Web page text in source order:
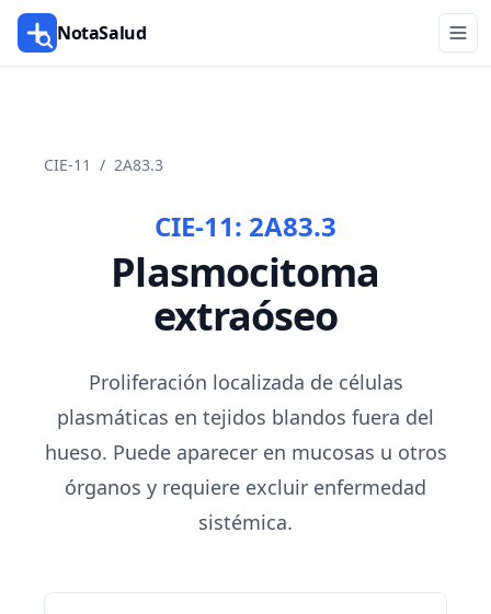
NotaSalud
CIE-11 / 2A83.3
CIE-11: 2A83.3
Plasmocitoma
extraóseo
Proliferación localizada de células
plasmáticas en tejidos blandos fuera del
hueso. Puede aparecer en mucosas u otros
órganos y requiere excluir enfermedad
sistémica.